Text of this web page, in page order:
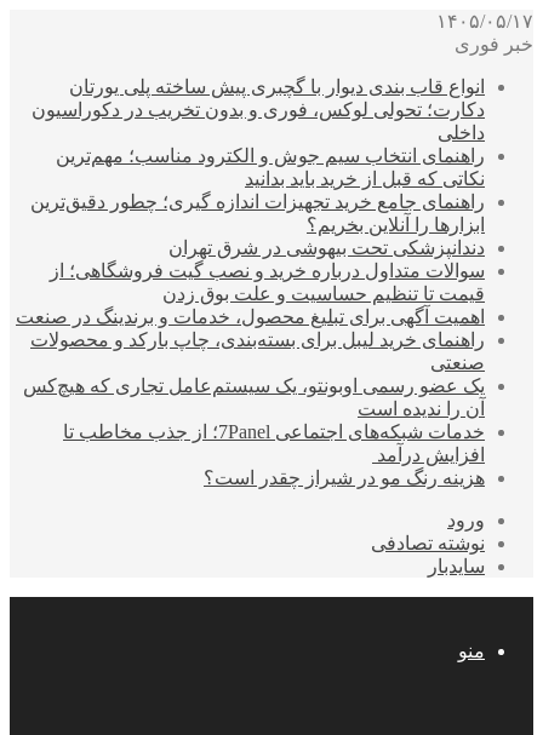
۱۴۰۵/۰۵/۱۷
خبر فوری
انواع قاب بندی دیوار با گچبری پیش ساخته پلی یورتان
دکارت؛ تحولی لوکس، فوری و بدون تخریب در دکوراسیون
داخلی
راهنمای انتخاب سیم جوش و الکترود مناسب؛ مهم‌ترین
نکاتی که قبل از خرید باید بدانید
راهنمای جامع خرید تجهیزات اندازه گیری؛ چطور دقیق‌ترین
ابزارها را آنلاین بخریم؟
دندانپزشکی تحت بیهوشی در شرق تهران
سوالات متداول درباره خرید و نصب گیت فروشگاهی؛ از
قیمت تا تنظیم حساسیت و علت بوق زدن
اهمیت آگهی برای تبلیغ محصول، خدمات و برندینگ در صنعت
راهنمای خرید لیبل برای بسته‌بندی، چاپ بارکد و محصولات
صنعتی
یک عضو رسمی اوبونتو، یک سیستم‌عامل تجاری که هیچ‌کس
آن را ندیده است
خدمات شبکه‌های اجتماعی 7Panel؛ از جذب مخاطب تا
افزایش درآمد
هزینه رنگ مو در شیراز چقدر است؟
ورود
نوشته تصادفی
سایدبار
منو